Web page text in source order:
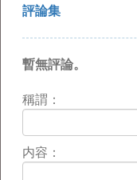
評論集
暫無評論。
稱謂：
内容：